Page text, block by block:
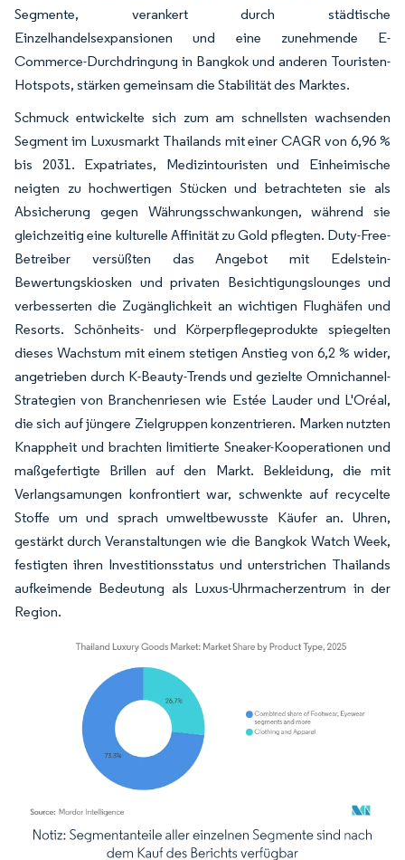
Segmente, verankert durch städtische
Einzelhandelsexpansionen und eine zunehmende E-
Commerce-Durchdringung in Bangkok und anderen Touristen-
Hotspots, stärken gemeinsam die Stabilität des Marktes.
Schmuck entwickelte sich zum am schnellsten wachsenden
Segment im Luxusmarkt Thailands mit einer CAGR von 6,96 %
bis 2031. Expatriates, Medizintouristen und Einheimische
neigten zu hochwertigen Stücken und betrachteten sie als
Absicherung gegen Währungsschwankungen, während sie
gleichzeitig eine kulturelle Affinität zu Gold pflegten. Duty-Free-
Betreiber versüßten das Angebot mit Edelstein-
Bewertungskiosken und privaten Besichtigungslounges und
verbesserten die Zugänglichkeit an wichtigen Flughäfen und
Resorts. Schönheits- und Körperpflegeprodukte spiegelten
dieses Wachstum mit einem stetigen Anstieg von 6,2 % wider,
angetrieben durch K-Beauty-Trends und gezielte Omnichannel-
Strategien von Branchenriesen wie Estée Lauder und L'Oréal,
die sich auf jüngere Zielgruppen konzentrieren. Marken nutzten
Knappheit und brachten limitierte Sneaker-Kooperationen und
maßgefertigte Brillen auf den Markt. Bekleidung, die mit
Verlangsamungen konfrontiert war, schwenkte auf recycelte
Stoffe um und sprach umweltbewusste Käufer an. Uhren,
gestärkt durch Veranstaltungen wie die Bangkok Watch Week,
festigten ihren Investitionsstatus und unterstrichen Thailands
aufkeimende Bedeutung als Luxus-Uhrmacherzentrum in der
Region.
Bild © Mordor Intelligence. Wiederverwendung erfordert Namensnennung